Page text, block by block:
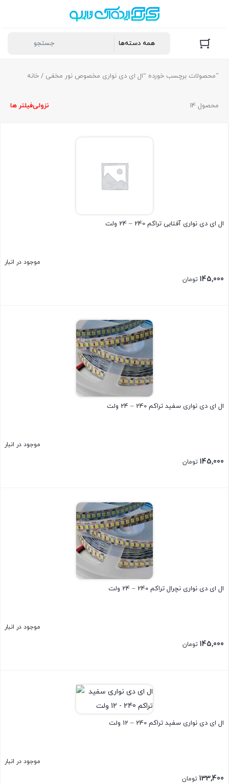
خانه / محصولات برچسب خورده “ال ای دی نواری مخصوص نور مخفی”
14 محصول فیلتر هانزولی
ال ای دی نواری آفتابی تراکم 240 – 24 ولت
موجود در انبار
145,000 تومان
ال ای دی نواری سفید تراکم 240 – 24 ولت
موجود در انبار
145,000 تومان
ال ای دی نواری نچرال تراکم 240 – 24 ولت
موجود در انبار
145,000 تومان
ال ای دی نواری سفید تراکم 240 – 12 ولت
موجود در انبار
133,400 تومان